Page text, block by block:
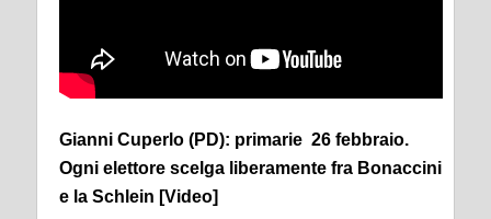
Gianni Cuperlo (PD): primarie 26 febbraio.
Ogni elettore scelga liberamente fra Bonaccini
e la Schlein [Video]